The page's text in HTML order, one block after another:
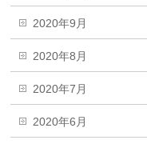
2020年9月
2020年8月
2020年7月
2020年6月